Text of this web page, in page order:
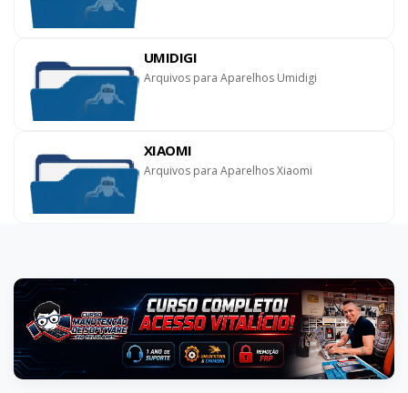
UMIDIGI
Arquivos para Aparelhos Umidigi
XIAOMI
Arquivos para Aparelhos Xiaomi